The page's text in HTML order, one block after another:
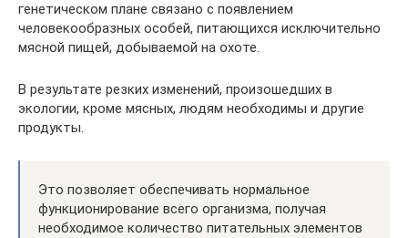
генетическом плане связано с появлением
человекообразных особей, питающихся исключительно
мясной пищей, добываемой на охоте.
В результате резких изменений, произошедших в
экологии, кроме мясных, людям необходимы и другие
продукты.
Это позволяет обеспечивать нормальное
функционирование всего организма, получая
необходимое количество питательных элементов